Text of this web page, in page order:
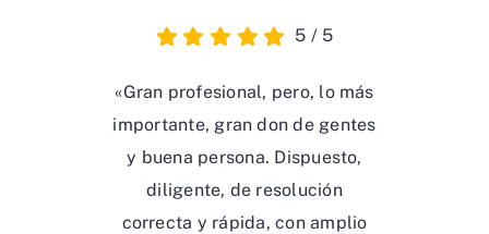
5 / 5
«Gran profesional, pero, lo más
importante, gran don de gentes
y buena persona. Dispuesto,
diligente, de resolución
correcta y rápida, con amplio